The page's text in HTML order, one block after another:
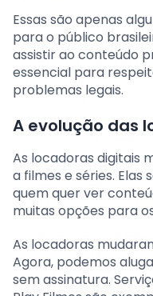
Essas são apenas
para o público
assistir ao conteúdo
essencial para
problemas legais.
A evolução das
As locadoras digitais
a filmes e séries.
quem quer ver
muitas opções para
As locadoras
Agora, podemos
sem assinatura.